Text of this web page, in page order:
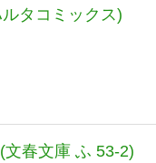
タコミックス)
春文庫 ふ 53-2)